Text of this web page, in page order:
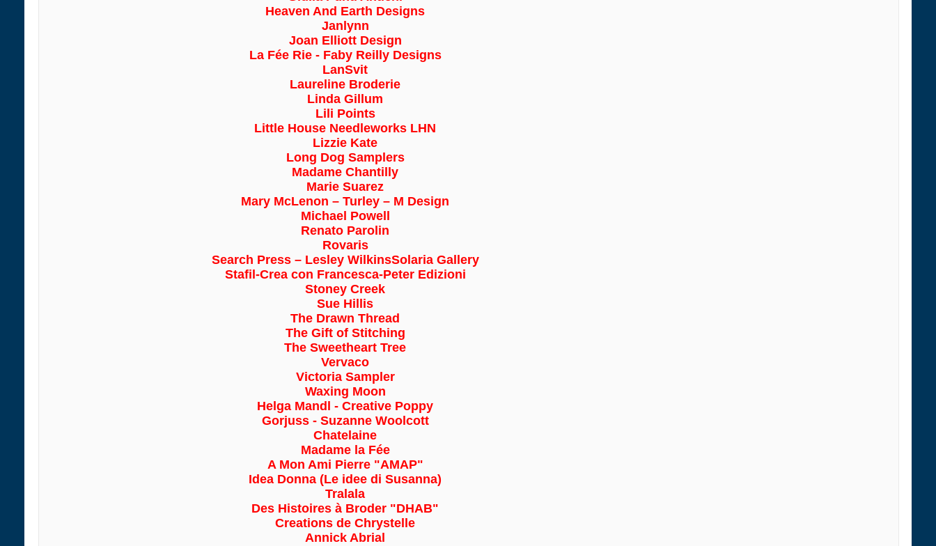
Heaven And Earth Designs
Janlynn
Joan Elliott Design
La Fée Rie - Faby Reilly Designs
LanSvit
Laureline Broderie
Linda Gillum
Lili Points
Little House Needleworks LHN
Lizzie Kate
Long Dog Samplers
Madame Chantilly
Marie Suarez
Mary McLenon – Turley – M Design
Michael Powell
Renato Parolin
Rovaris
Search Press – Lesley WilkinsSolaria Gallery
Stafil-Crea con Francesca-Peter Edizioni
Stoney Creek
Sue Hillis
The Drawn Thread
The Gift of Stitching
The Sweetheart Tree
Vervaco
Victoria Sampler
Waxing Moon
Helga Mandl - Creative Poppy
Gorjuss - Suzanne Woolcott
Chatelaine
Madame la Fée
A Mon Ami Pierre "AMAP"
Idea Donna (Le idee di Susanna)
Tralala
Des Histoires à Broder "DHAB"
Creations de Chrystelle
Annick Abrial